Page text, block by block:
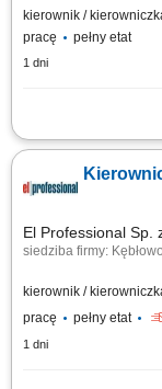
kierownik /
pracę
pełny etat
1 dni
Opis stanowiska:
ciśnieniowych
harmonogramem prac
El Professional Sp.
siedziba firmy: Kębłowo
kierownik /
pracę
pełny etat
1 dni